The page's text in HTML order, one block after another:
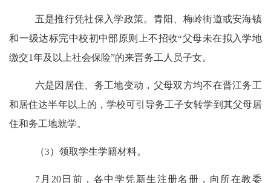
五是推行凭社保入学政策。青阳、梅岭街道或安海镇
和一级达标完中校初中部原则上不招收“父母未在拟入学地
缴交1年及以上社会保险”的来晋务工人员子女。
六是因居住、务工地变动，父母双方均不在晋江务工
和居住达半年以上的，学校可引导务工子女转学到其父母居
住和务工地就学。
（3）领取学生学籍材料。
7 月 20日前，各中学凭新生注册名册，向所在教委